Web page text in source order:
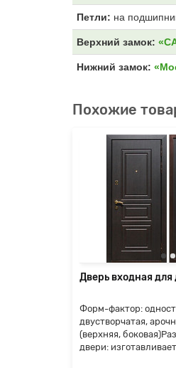
Петли: на
Верхний замок:
Нижний замок:
Похожие
Дверь входная для
Форм-фактор:
двустворчатая,
(верхняя,
двери: